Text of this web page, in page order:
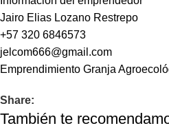
Jairo Elias Lozano Restrepo
+57 320 6846573
jelcom666@gmail.com
Emprendimiento Granja
Share:
También te